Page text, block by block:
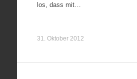
los, dass mit…
31. Oktober 2012